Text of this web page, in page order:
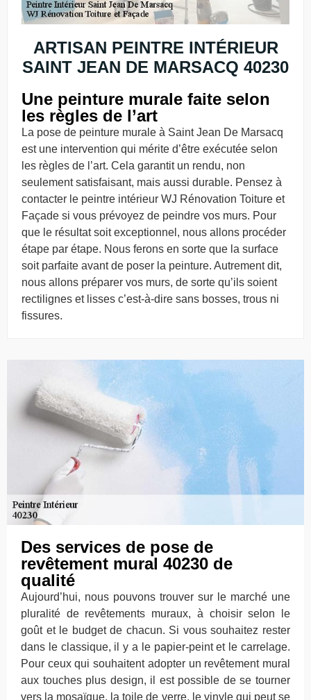
ARTISAN PEINTRE INTÉRIEUR
SAINT JEAN DE MARSACQ 40230
Une peinture murale faite selon
les règles de l’art
La pose de peinture murale à Saint Jean De Marsacq
est une intervention qui mérite d’être exécutée selon
les règles de l’art. Cela garantit un rendu, non
seulement satisfaisant, mais aussi durable. Pensez à
contacter le peintre intérieur WJ Rénovation Toiture et
Façade si vous prévoyez de peindre vos murs. Pour
que le résultat soit exceptionnel, nous allons procéder
étape par étape. Nous ferons en sorte que la surface
soit parfaite avant de poser la peinture. Autrement dit,
nous allons préparer vos murs, de sorte qu’ils soient
rectilignes et lisses c’est-à-dire sans bosses, trous ni
fissures.
Des services de pose de
revêtement mural 40230 de
qualité
Aujourd’hui, nous pouvons trouver sur le marché une
pluralité de revêtements muraux, à choisir selon le
goût et le budget de chacun. Si vous souhaitez rester
dans le classique, il y a le papier-peint et le carrelage.
Pour ceux qui souhaitent adopter un revêtement mural
aux touches plus design, il est possible de se tourner
vers la mosaïque, la toile de verre, le vinyle qui peut se